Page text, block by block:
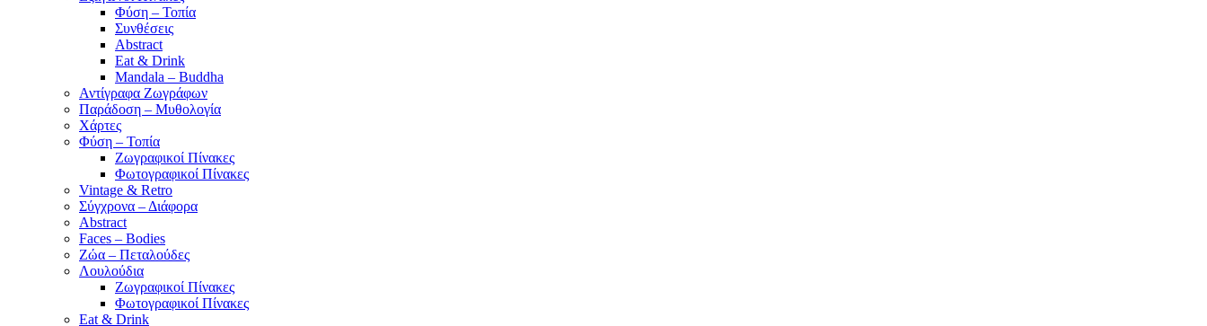
Φύση – Τοπία
Συνθέσεις
Abstract
Eat & Drink
Mandala – Buddha
Αντίγραφα Ζωγράφων
Παράδοση – Μυθολογία
Χάρτες
Φύση – Τοπία
Ζωγραφικοί Πίνακες
Φωτογραφικοί Πίνακες
Vintage & Retro
Σύγχρονα – Διάφορα
Abstract
Faces – Bodies
Ζώα – Πεταλούδες
Λουλούδια
Ζωγραφικοί Πίνακες
Φωτογραφικοί Πίνακες
Eat & Drink